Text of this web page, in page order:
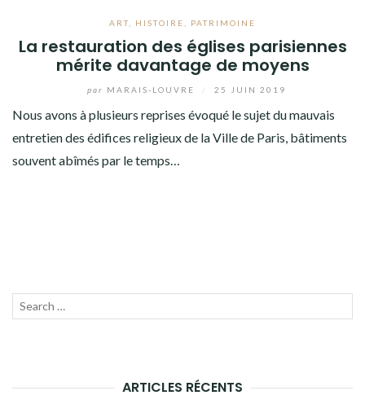
ART HISTOIRE PATRIMOINE
La restauration des églises parisiennes
mérite davantage de moyens
par MARAIS-LOUVRE 25 JUIN 2019
Nous avons à plusieurs reprises évoqué le sujet du mauvais
entretien des édifices religieux de la Ville de Paris, bâtiments
souvent abîmés par le temps…
Recherche
ARTICLES RÉCENTS